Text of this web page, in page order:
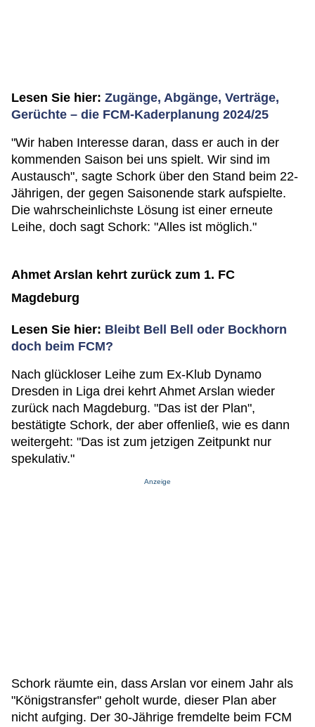
Lesen Sie hier: Zugänge, Abgänge, Verträge,
Gerüchte – die FCM-Kaderplanung 2024/25
"Wir haben Interesse daran, dass er auch in der
kommenden Saison bei uns spielt. Wir sind im
Austausch", sagte Schork über den Stand beim 22-
Jährigen, der gegen Saisonende stark aufspielte.
Die wahrscheinlichste Lösung ist einer erneute
Leihe, doch sagt Schork: "Alles ist möglich."
Ahmet Arslan kehrt zurück zum 1. FC
Magdeburg
Lesen Sie hier: Bleibt Bell Bell oder Bockhorn
doch beim FCM?
Nach glückloser Leihe zum Ex-Klub Dynamo
Dresden in Liga drei kehrt Ahmet Arslan wieder
zurück nach Magdeburg. "Das ist der Plan",
bestätigte Schork, der aber offenließ, wie es dann
weitergeht: "Das ist zum jetzigen Zeitpunkt nur
spekulativ."
Anzeige
Schork räumte ein, dass Arslan vor einem Jahr als
"Königstransfer" geholt wurde, dieser Plan aber
nicht aufging. Der 30-Jährige fremdelte beim FCM